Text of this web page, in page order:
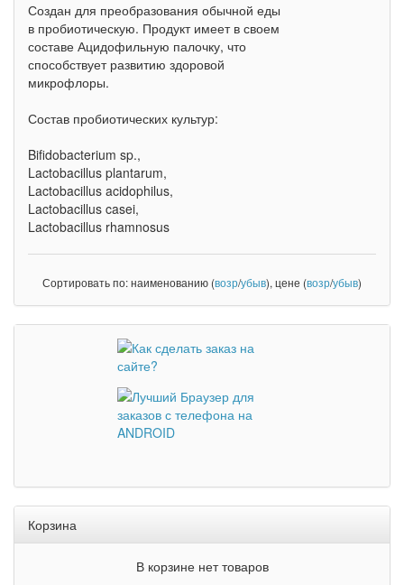
Создан для преобразования обычной еды
в пробиотическую. Продукт имеет в своем
составе Ацидофильную палочку, что
способствует развитию здоровой
микрофлоры.
Состав пробиотических культур:
Bifidobacterium sp.,
Lactobacillus plantarum,
Lactobacillus acidophilus,
Lactobacillus casei,
Lactobacillus rhamnosus
Сортировать по: наименованию (возр/убыв), цене (возр/убыв)
Корзина
В корзине нет товаров